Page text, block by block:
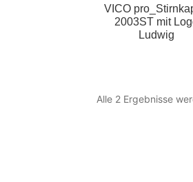
VICO
2003ST mit
Ludwig
Alle 2 Ergebnisse